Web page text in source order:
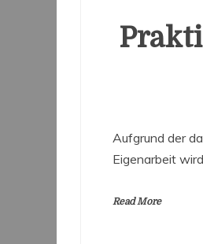
Aufgrund der
Eigenarbeit
Read More